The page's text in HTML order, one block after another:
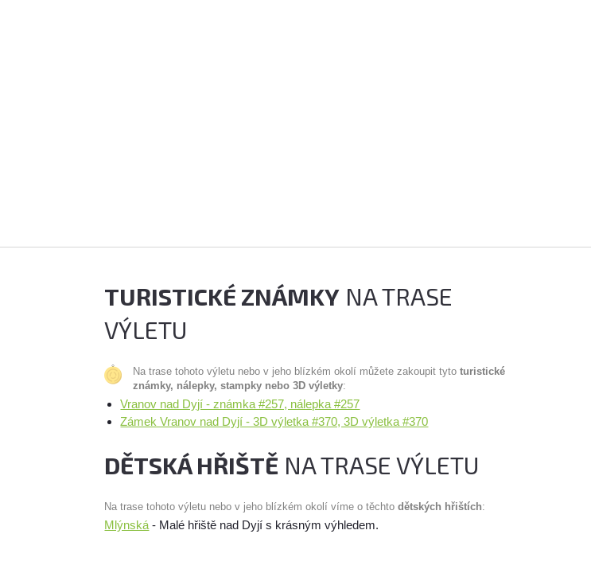
TURISTICKÉ ZNÁMKY NA TRASE
VÝLETU
Na trase tohoto výletu nebo v jeho blízkém okolí můžete zakoupit tytoturistické
známky, nálepky, stampky nebo 3D výletky:
Vranov nad Dyjí - známka #257, nálepka #257
Zámek Vranov nad Dyjí - 3D výletka #370, 3D výletka #370
DĚTSKÁ HŘIŠTĚ NA TRASE VÝLETU
Na trase tohoto výletu nebo v jeho blízkém okolí víme o těchtodětských hřištích:
Mlýnská - Malé hřiště nad Dyjí s krásným výhledem.